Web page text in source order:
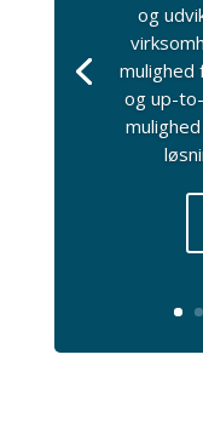
og
mulighed
og up-